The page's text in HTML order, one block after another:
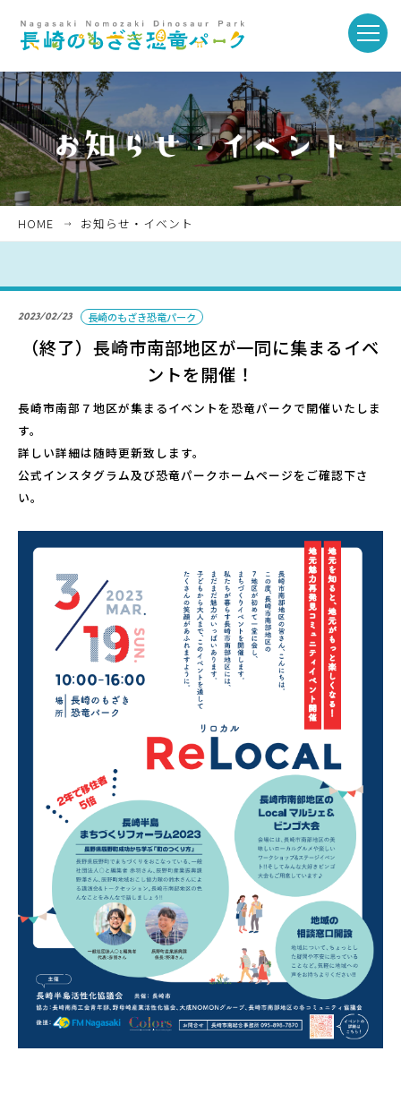
toggle
ホーム
お知らせ・イベント
パークのご紹介
こども広場
軍艦島資料館
よくある質問
周辺スポット
お問い合わせ
パーク概要
個人情報保護方針
HOME お知らせ・イベント
2023/02/23 長崎のもざき恐竜パーク
（終了）長崎市南部地区が一同に集まるイベ
ントを開催！
長崎市南部７地区が集まるイベントを恐竜パークで開催いたしま
す。
詳しい詳細は随時更新致します。
公式インスタグラム及び恐竜パークホームページをご確認下さ
い。